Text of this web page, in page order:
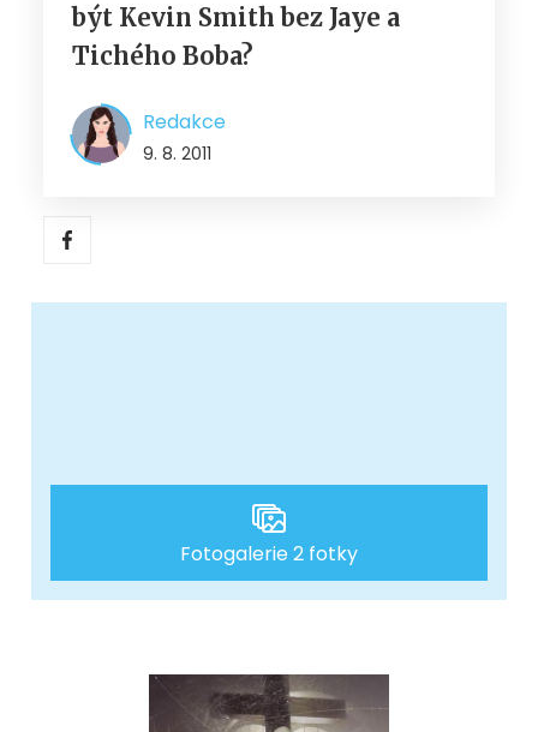
být Kevin Smith bez Jaye a
Tichého Boba?
Redakce
9. 8. 2011
Fotogalerie 2 fotky